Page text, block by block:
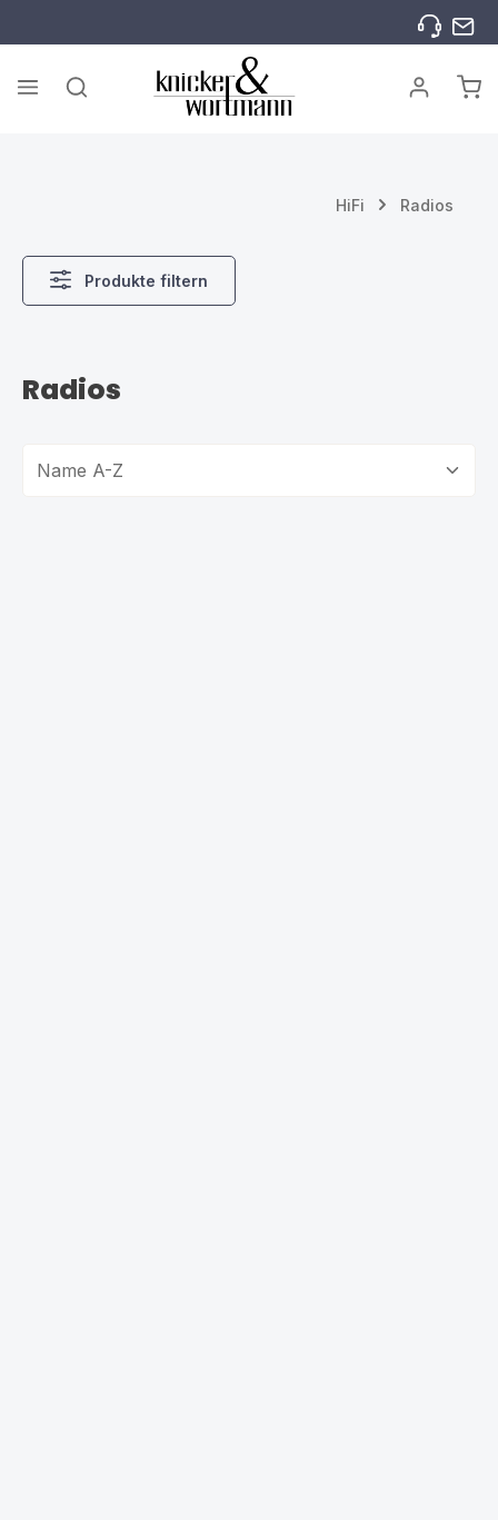
HiFi Radios
Produkte filtern
Radios